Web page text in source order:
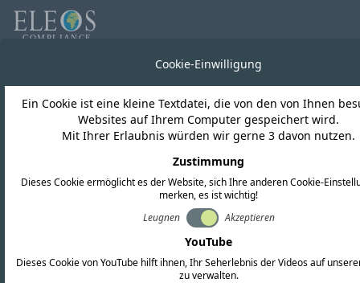
Sri Lanka
TRC veröffentlicht neue
Cookie-Einwilligung
Ein Cookie ist eine kleine Textdatei, die von den von Ihnen
Websites auf Ihrem Computer gespeichert wird.
Mit Ihrer Erlaubnis würden wir gerne 3 davon nutzen.
Zustimmung
Dieses Cookie ermöglicht es der Website, sich Ihre anderen Cookie-
merken, es ist wichtig!
Leugnen
Akzeptieren
YouTube
Dieses Cookie von YouTube hilft ihnen, Ihr Seherlebnis der Videos auf
zu verwalten.